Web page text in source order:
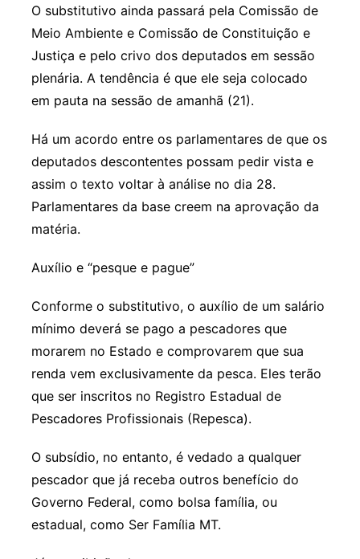
O substitutivo ainda passará pela Comissão de
Meio Ambiente e Comissão de Constituição e
Justiça e pelo crivo dos deputados em sessão
plenária. A tendência é que ele seja colocado
em pauta na sessão de amanhã (21).
Há um acordo entre os parlamentares de que os
deputados descontentes possam pedir vista e
assim o texto voltar à análise no dia 28.
Parlamentares da base creem na aprovação da
matéria.
Auxílio e “pesque e pague”
Conforme o substitutivo, o auxílio de um salário
mínimo deverá se pago a pescadores que
morarem no Estado e comprovarem que sua
renda vem exclusivamente da pesca. Eles terão
que ser inscritos no Registro Estadual de
Pescadores Profissionais (Repesca).
O subsídio, no entanto, é vedado a qualquer
pescador que já receba outros benefício do
Governo Federal, como bolsa família, ou
estadual, como Ser Família MT.